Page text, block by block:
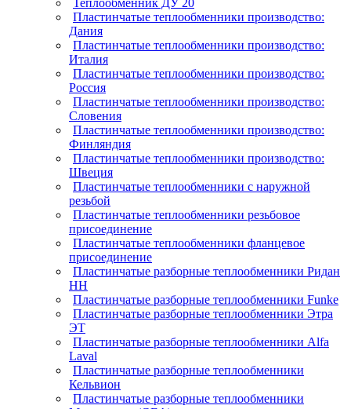
Теплообменник ДУ 20
Пластинчатые теплообменники производство:
Дания
Пластинчатые теплообменники производство:
Италия
Пластинчатые теплообменники производство:
Россия
Пластинчатые теплообменники производство:
Словения
Пластинчатые теплообменники производство:
Финляндия
Пластинчатые теплообменники производство:
Швеция
Пластинчатые теплообменники с наружной
резьбой
Пластинчатые теплообменники резьбовое
присоединение
Пластинчатые теплообменники фланцевое
присоединение
Пластинчатые разборные теплообменники Ридан
НН
Пластинчатые разборные теплообменники Funke
Пластинчатые разборные теплообменники Этра
ЭТ
Пластинчатые разборные теплообменники Alfa
Laval
Пластинчатые разборные теплообменники
Кельвион
Пластинчатые разборные теплообменники